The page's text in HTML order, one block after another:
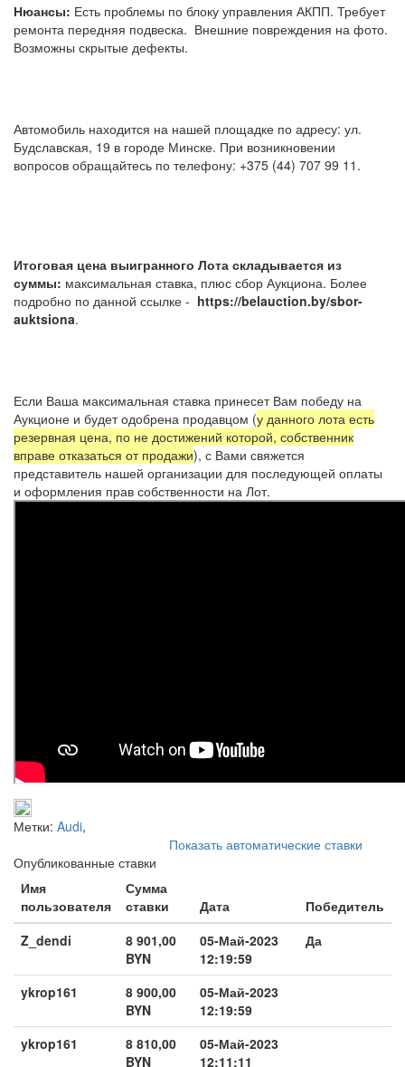
Нюансы: Есть проблемы по блоку управления АКПП. Требует
ремонта передняя подвеска. Внешние повреждения на фото.
Возможны скрытые дефекты.
Автомобиль находится на нашей площадке по адресу: ул.
Будславская, 19 в городе Минске. При возникновении
вопросов обращайтесь по телефону: +375 (44) 707 99 11.
Итоговая цена выигранного Лота складывается из
суммы: максимальная ставка, плюс сбор Аукциона. Более
подробно по данной ссылке - https://belauction.by/sbor-
auktsiona.
Если Ваша максимальная ставка принесет Вам победу на
Аукционе и будет одобрена продавцом (у данного лота есть
резервная цена, по не достижений которой, собственник
вправе отказаться от продажи), с Вами свяжется
представитель нашей организации для последующей оплаты
и оформления прав собственности на Лот.
Метки: Audi,
Показать автоматические ставки
Опубликованные ставки
Имя
пользователя
Сумма
ставки
Дата
Победитель
Z_dendi
8 901,00
BYN
05-Май-2023
12:19:59
Да
ykrop161
8 900,00
BYN
05-Май-2023
12:19:59
ykrop161
8 810,00
BYN
05-Май-2023
12:11:11